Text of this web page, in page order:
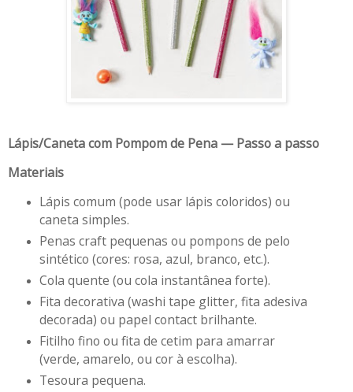
Lápis/Caneta com Pompom de Pena — Passo a passo
Materiais
Lápis comum (pode usar lápis coloridos) ou
caneta simples.
Penas craft pequenas ou pompons de pelo
sintético (cores: rosa, azul, branco, etc.).
Cola quente (ou cola instantânea forte).
Fita decorativa (washi tape glitter, fita adesiva
decorada) ou papel contact brilhante.
Fitilho fino ou fita de cetim para amarrar
(verde, amarelo, ou cor à escolha).
Tesoura pequena.